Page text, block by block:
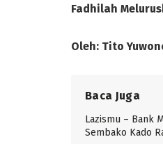
Fadhilah
Oleh: Tito
Baca Juga
Lazismu – Bank
Sembako Kado